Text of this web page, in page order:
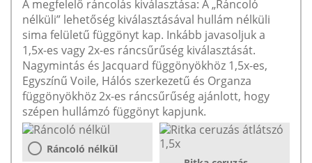
A megfelelő ráncolás kiválasztása: A „Ráncoló
nélküli” lehetőség kiválasztásával hullám nélküli
sima felületű függönyt kap. Inkább javasoljuk a
1,5x-es vagy 2x-es ráncsűrűség kiválasztását.
Nagymintás és Jacquard függönyökhöz 1,5x-es,
Egyszínű Voile, Hálós szerkezetű és Organza
függönyökhöz 2x-es ráncsűrűség ajánlott, hogy
szépen hullámzó függönyt kapjunk.
Ráncoló nélkül